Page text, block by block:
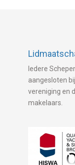
Iedere
aangesloten
vereniging en
makelaars.